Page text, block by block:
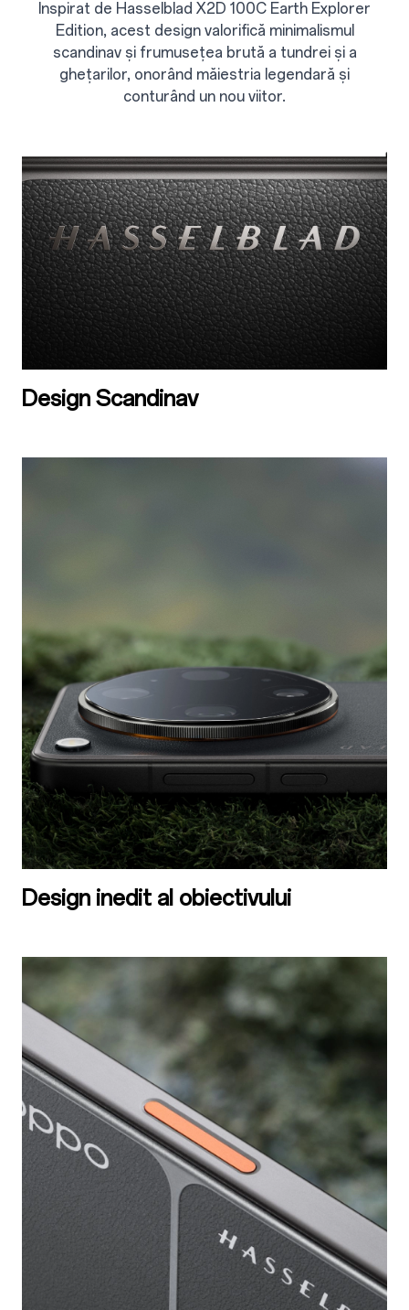
Inspirat de Hasselblad X2D 100C Earth Explorer
Edition, acest design valorifică minimalismul
scandinav și frumusețea brută a tundrei și a
ghețarilor, onorând măiestria legendară și
conturând un nou viitor.
Design Scandinav
Design inedit al obiectivului